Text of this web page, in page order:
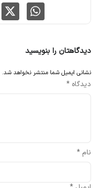
دیدگاهتان را بنویسید
نشانی ایمیل شما منتشر نخواهد شد.
دیدگاه *
نام *